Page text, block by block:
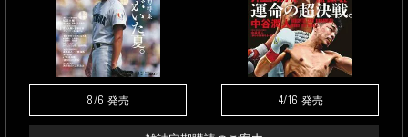
8/6 発売 4/16 発売